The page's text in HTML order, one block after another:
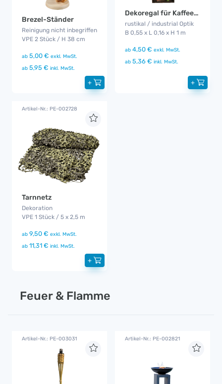
Brezel-Ständer
Reinigung nicht inbegriffen
VPE 2 Stück / H 38 cm
ab 5,00 € exkl. MwSt.
ab 5,95 € inkl. MwSt.
+
Dekoregal für Kaffeebar
rustikal / industrial Optik
B 0,55 x L 0,16 x H 1 m
ab 4,50 € exkl. MwSt.
ab 5,36 € inkl. MwSt.
+
Artikel-Nr.: PE-002728
Tarnnetz
Dekoration
VPE 1 Stück / 5 x 2,5 m
ab 9,50 € exkl. MwSt.
ab 11,31 € inkl. MwSt.
+
Feuer & Flamme
Artikel-Nr.: PE-003031 Artikel-Nr.: PE-002821